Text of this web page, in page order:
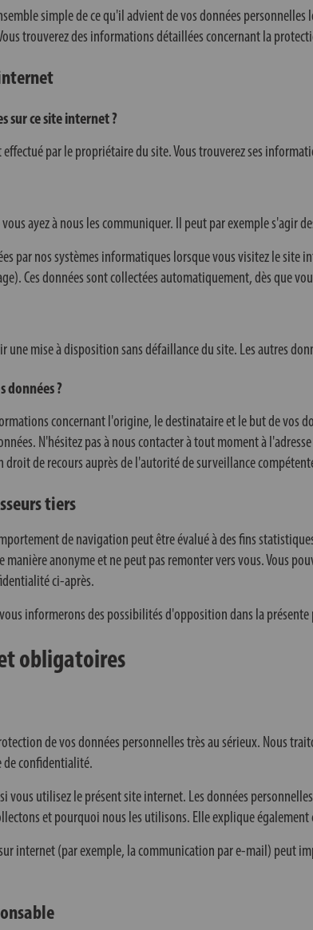
simple de ce qu'il advient de vos données
trouverez des informations détaillées concernant la
sur ce site internet ?
par le propriétaire du site. Vous trouverez ses
ayez à nous les communiquer. Il peut par exemple s'agir
par nos systèmes informatiques lorsque vous visitez le
Ces données sont collectées automatiquement, dès que
une mise à disposition sans défaillance du site. Les autres
données ?
concernant l'origine, le destinataire et le but de vos
N'hésitez pas à nous contacter à tout moment à
droit de recours auprès de l'autorité de surveillance
tiers
de navigation peut être évalué à des fins
anonyme et ne peut pas remonter vers vous. Vous
ci-après.
informerons des possibilités d'opposition dans la
obligatoires
de vos données personnelles très au sérieux. Nous
de confidentialité.
vous utilisez le présent site internet. Les données
et pourquoi nous les utilisons. Elle explique
internet (par exemple, la communication par e-mail) peut